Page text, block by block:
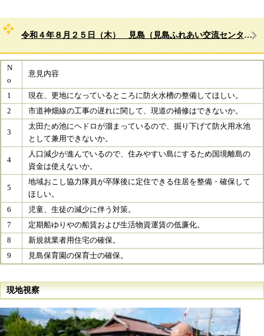
令和４年８月２５日（木） 見島（見島ふれあい交流センター）
N
o
意見内容
1
現在、更地になっているところに防火水槽の整備してほしい。
2
市道神畑線の工事の遅れに関して、現道の補修はできないか。
3
太田ため池にヘドロが溜まっているので、掘り下げて防火用水池
として兼用できないか。
4
人口減少が進んでいるので、住みやすい島にするため国境離島の
資金は使えないか。
5
地域おこし協力隊員が卒隊後に定住できる住居を整備・確保して
ほしい。
6
児童、生徒の減少に伴う対策。
7
定期船ゆりやの船賃および生活物資運賃の低廉化。
8
新規就業者用住宅の確保。
9
見島保育園の保育士の確保。
現地視察